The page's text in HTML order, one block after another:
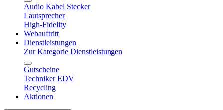
Audio Kabel Stecker
Lautsprecher
High-Fidelity
Webauftritt
Dienstleistungen
Zur Kategorie Dienstleistungen
Gutscheine
Techniker EDV
Recycling
Aktionen